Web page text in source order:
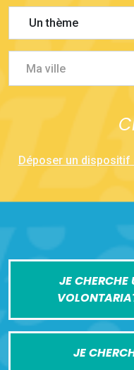
Ma ville
Déposer un dispositif
JE CHERCHE
JE